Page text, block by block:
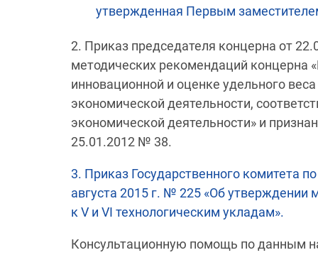
утвержденная Первым
2. Приказ председателя концерна от
методических рекомендаций концерна
инновационной и оценке удельного
экономической деятельности,
экономической деятельности» и
25.01.2012 № 38.
3. Приказ Государственного комитета
августа 2015 г. № 225 «Об утверждении
к V и VI технологическим укладам».
Консультационную помощь по данным